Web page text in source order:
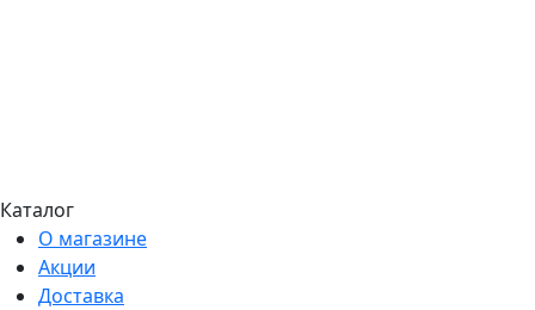
Каталог
О магазине
Акции
Доставка